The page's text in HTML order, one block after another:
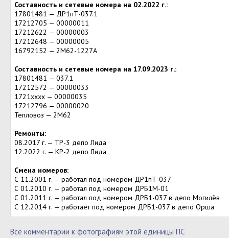
Составность и сетевые номера на 02.2022 г.:
17801481 — ДР1пТ-037.1
17212705 — 00000011
17212622 — 00000003
17212648 — 00000005
16792152 — 2М62-1227А
Составность и сетевые номера на 17.09.2023 г.:
17801481 — 037.1
17212572 — 00000033
1721хххх — 00000035
17212796 — 00000020
Тепловоз — 2М62
Ремонты:
08.2017 г. — ТР-3 депо Лида
12.2022 г. — КР-2 депо Лида
Смена номеров:
С 11.2001 г. — работал под номером ДР1пТ-037
С 01.2010 г. — работал под номером ДРБ1М-01
С 01.2011 г. — работал под номером ДРБ1-037 в депо Могилёв
С 12.2014 г. — работает под номером ДРБ1-037 в депо Орша
Все комментарии к фотографиям этой единицы ПС